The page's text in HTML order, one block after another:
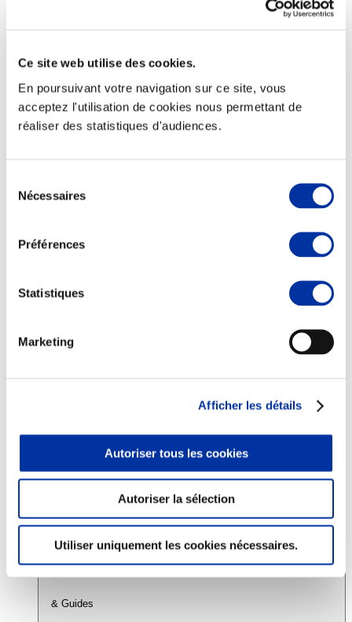
Ce site web utilise des cookies.
En poursuivant votre navigation sur ce site, vous
acceptez l'utilisation de cookies nous permettant de
réaliser des statistiques d'audiences.
Nécessaires
Préférences
Statistiques
Marketing
Afficher les détails
Autoriser tous les cookies
Autoriser la sélection
Utiliser uniquement les cookies nécessaires.
Elevage
Transport – mise en marché
Abattoir
Partenaire Climat
Juste rémunération et attractivité des métiers
Info-veille scientifique
Accords
& Guides